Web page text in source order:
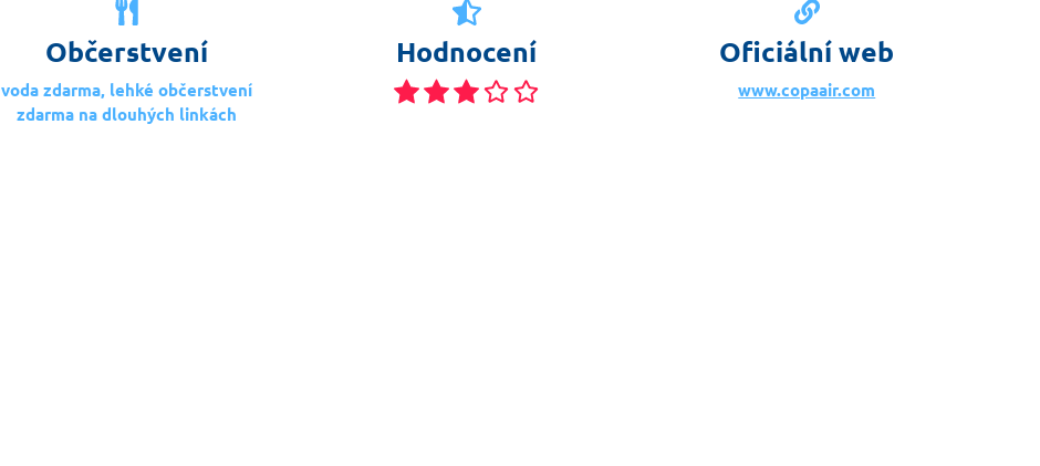
Občerstvení
voda zdarma, lehké občerstvení
zdarma na dlouhých linkách
Hodnocení Oficiální web
www.copaair.com